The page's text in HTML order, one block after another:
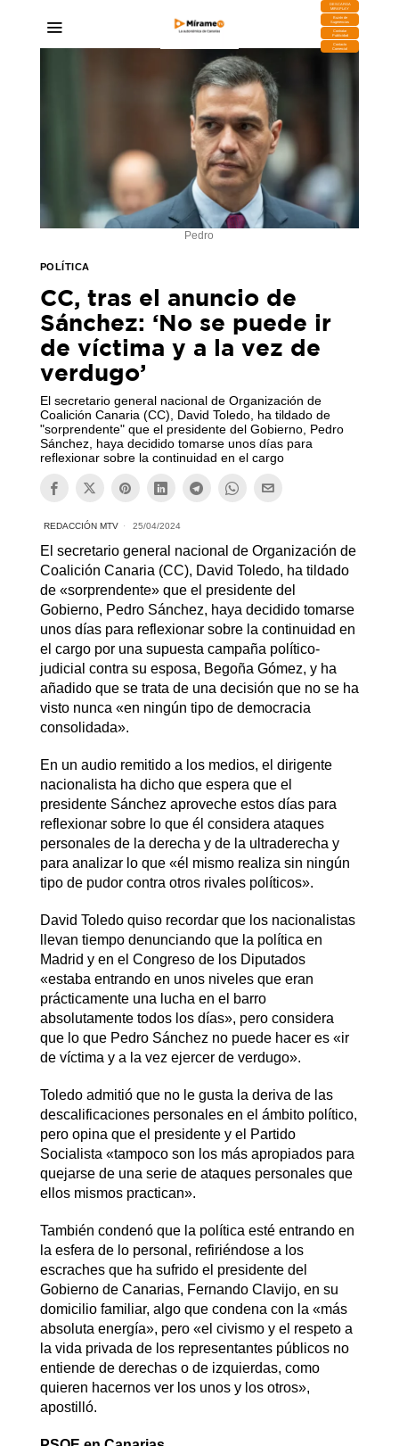
DESCARGA
MIRAPLAY
Buzón de
Sugerencias
Contratar
Publicidad
Contacto
Comercial
Pedro
POLÍTICA
CC, tras el anuncio de
Sánchez: ‘No se puede ir
de víctima y a la vez de
verdugo’
El secretario general nacional de Organización de
Coalición Canaria (CC), David Toledo, ha tildado de
"sorprendente" que el presidente del Gobierno, Pedro
Sánchez, haya decidido tomarse unos días para
reflexionar sobre la continuidad en el cargo
REDACCIÓN MTV 25/04/2024
El secretario general nacional de Organización de
Coalición Canaria (CC), David Toledo, ha tildado
de «sorprendente» que el presidente del
Gobierno, Pedro Sánchez, haya decidido tomarse
unos días para reflexionar sobre la continuidad en
el cargo por una supuesta campaña político-
judicial contra su esposa, Begoña Gómez, y ha
añadido que se trata de una decisión que no se ha
visto nunca «en ningún tipo de democracia
consolidada».
En un audio remitido a los medios, el dirigente
nacionalista ha dicho que espera que el
presidente Sánchez aproveche estos días para
reflexionar sobre lo que él considera ataques
personales de la derecha y de la ultraderecha y
para analizar lo que «él mismo realiza sin ningún
tipo de pudor contra otros rivales políticos».
David Toledo quiso recordar que los nacionalistas
llevan tiempo denunciando que la política en
Madrid y en el Congreso de los Diputados
«estaba entrando en unos niveles que eran
prácticamente una lucha en el barro
absolutamente todos los días», pero considera
que lo que Pedro Sánchez no puede hacer es «ir
de víctima y a la vez ejercer de verdugo».
Toledo admitió que no le gusta la deriva de las
descalificaciones personales en el ámbito político,
pero opina que el presidente y el Partido
Socialista «tampoco son los más apropiados para
quejarse de una serie de ataques personales que
ellos mismos practican».
También condenó que la política esté entrando en
la esfera de lo personal, refiriéndose a los
escraches que ha sufrido el presidente del
Gobierno de Canarias, Fernando Clavijo, en su
domicilio familiar, algo que condena con la «más
absoluta energía», pero «el civismo y el respeto a
la vida privada de los representantes públicos no
entiende de derechas o de izquierdas, como
quieren hacernos ver los unos y los otros»,
apostilló.